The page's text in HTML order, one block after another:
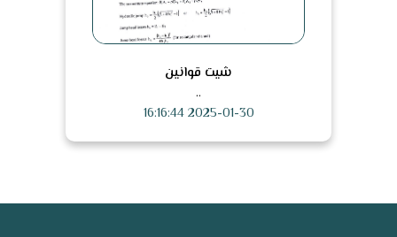
شيت قوانين
..
2025-01-30 16:16:44